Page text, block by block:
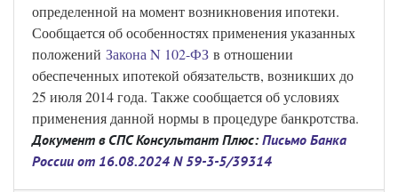
определенной на момент возникновения ипотеки.
Сообщается об особенностях применения указанных
положений Закона N 102-ФЗ в отношении
обеспеченных ипотекой обязательств, возникших до
25 июля 2014 года. Также сообщается об условиях
применения данной нормы в процедуре банкротства.
Документ в СПС Консультант Плюс: Письмо Банка
России от 16.08.2024 N 59-3-5/39314